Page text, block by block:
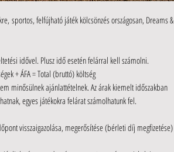
sportos, felfújható játék kölcsönzés országosan, Dreams &
idővel. Plusz idő esetén felárral kell számolni.
+ ÁFA = Total (bruttó) költség
minősülnek ajánlattételnek. Az árak kiemelt időszakban
egyes játékokra felárat számolhatunk fel.
visszaigazolása, megerősítése (bérleti díj megfizetése)